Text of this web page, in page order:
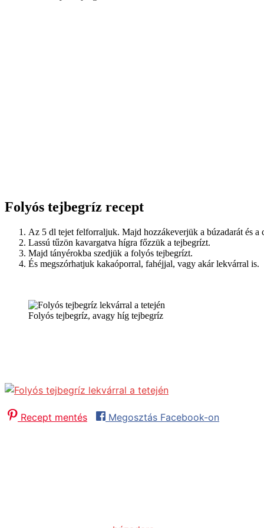
Folyós tejbegríz recept
Az 5 dl tejet felforraljuk. Majd hozzákeverjük a búzadarát és a
Lassú tűzön kavargatva hígra főzzük a tejbegrízt.
Majd tányérokba szedjük a folyós tejbegrízt.
És megszórhatjuk kakaóporral, fahéjjal, vagy akár lekvárral is.
Folyós tejbegríz, avagy híg tejbegríz
Recept mentés
Megosztás Facebook-on